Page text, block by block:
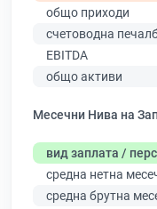
общо приходи
счетоводна
EBITDA
общо активи
Месечни Нива на
вид заплата /
средна нетна
средна брутна